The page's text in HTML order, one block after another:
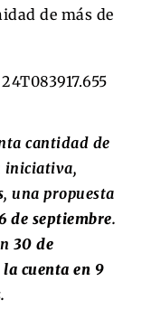
de más de
cantidad de
iniciativa,
, una propuesta
de septiembre.
30 de
cuenta en 9
.